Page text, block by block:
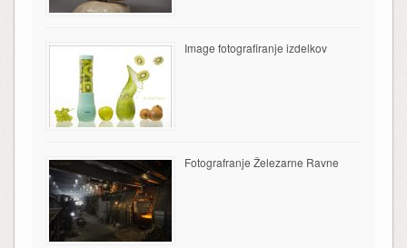
Image fotografiranje izdelkov
Fotografranje Železarne Ravne